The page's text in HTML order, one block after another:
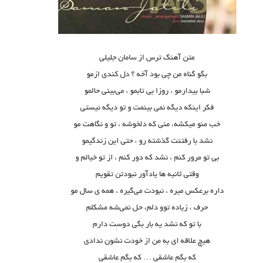
متن آهنگ ترس از سامان جلیلی
بگو گناه من چی بود آخه ؟ دل کندی ازمو
شبا بیدارمو ، روزا بی تابمو ، می‌بینی حالمو
فکر اینکه دیگه نمی بینمت و تو دیگه نیستی
خب منو میکشه، منی که دلخوشه ، تو و نگاهت مو
نشد با رفتنت گذشته رو ، حتی این زندگیمو
بی تو مرور کنم ، نشد که دور کنم ، از تو خیالم و
وقتی ثانیه ها یادآور نبودتن تقویم
داره برعکس میره ، نبودت می‌گیره ، همه ی سال مو
حرف ، زیاده توو دلم، حل نمی‌شه مشکلم
با تو که نشد یه بار بگی دوسِت دارم
هیچ علاقه ای به من از خودت نشون ندادی
که بگم عاشقی … که بگم عاشقی